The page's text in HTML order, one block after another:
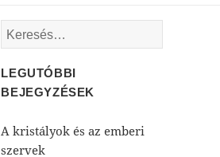
Keresés:
LEGUTÓBBI
BEJEGYZÉSEK
A kristályok és az emberi
szervek